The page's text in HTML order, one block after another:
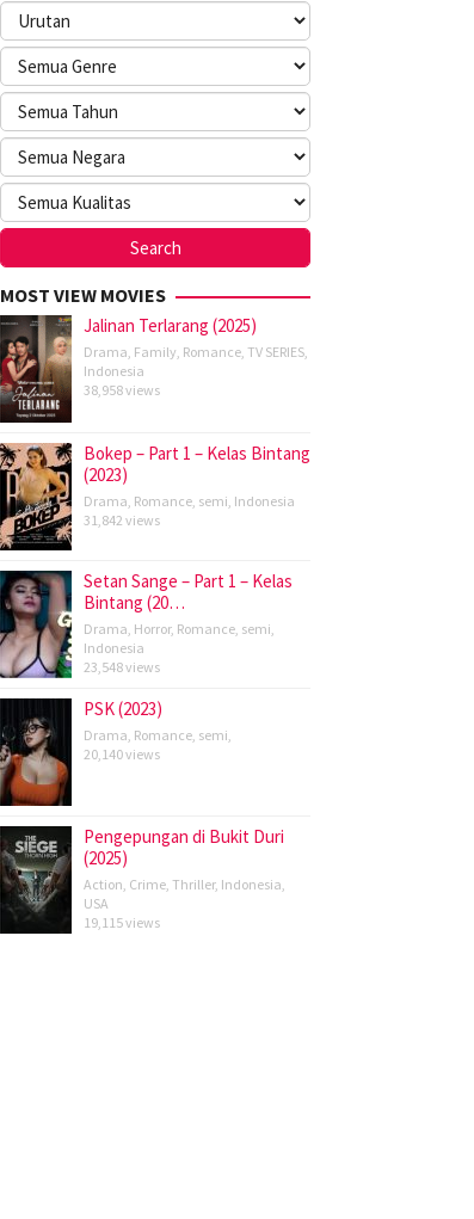
MOST VIEW MOVIES
Jalinan Terlarang (2025)
Drama, Family, Romance, TV SERIES,
Indonesia
38,958 views
Bokep – Part 1 – Kelas Bintang
(2023)
Drama, Romance, semi, Indonesia
31,842 views
Setan Sange – Part 1 – Kelas
Bintang (20…
Drama, Horror, Romance, semi,
Indonesia
23,548 views
PSK (2023)
Drama, Romance, semi,
20,140 views
Pengepungan di Bukit Duri
(2025)
Action, Crime, Thriller, Indonesia,
USA
19,115 views